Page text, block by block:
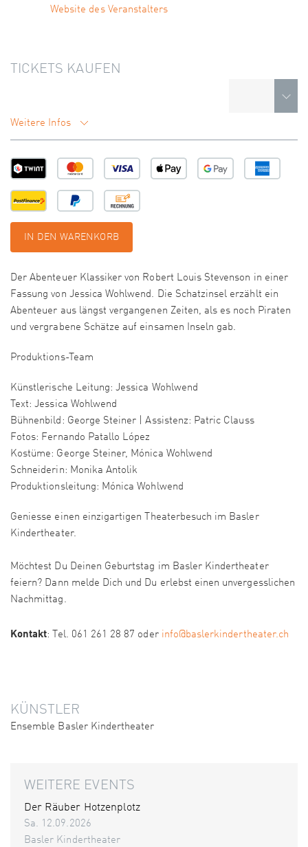
Website des Veranstalters
TICKETS KAUFEN
Weitere Infos
IN DEN WARENKORB
Der Abenteuer Klassiker von Robert Louis Stevenson in einer
Fassung von Jessica Wohlwend. Die Schatzinsel erzählt ein
Abenteuer aus längst vergangenen Zeiten, als es noch Piraten
und vergrabene Schätze auf einsamen Inseln gab.
Produktions-Team
Künstlerische Leitung: Jessica Wohlwend
Text: Jessica Wohlwend
Bühnenbild: George Steiner | Assistenz: Patric Clauss
Fotos: Fernando Patallo López
Kostüme: George Steiner, Mónica Wohlwend
Schneiderin: Monika Antolik
Produktionsleitung: Mónica Wohlwend
Geniesse einen einzigartigen Theaterbesuch im Basler
Kindertheater.
Möchtest Du Deinen Geburtstag im Basler Kindertheater
feiern? Dann melde Dich und Du erlebst einen unvergesslichen
Nachmittag.
Kontakt: Tel. 061 261 28 87 oder info@baslerkindertheater.ch
KÜNSTLER
Ensemble Basler Kindertheater
WEITERE EVENTS
Der Räuber Hotzenplotz
Sa. 12.09.2026
Basler Kindertheater